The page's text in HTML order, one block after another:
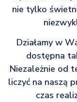
nie tylko
Działamy w
dostępna
Niezależnie od
liczyć na naszą
czas